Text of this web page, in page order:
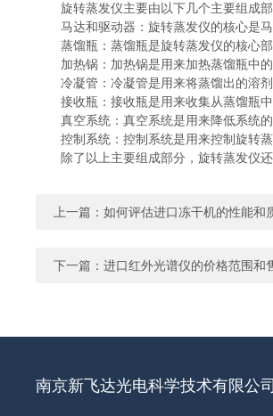
旋转蒸发仪主要由以下几个主要组成部
马达和驱动器：旋转蒸发仪的核心是马
蒸馏瓶：蒸馏瓶是旋转蒸发仪的核心部
加热锅：加热锅是用来加热蒸馏瓶中的
冷凝管：冷凝管是用来将蒸馏出的溶剂
接收瓶：接收瓶是用来收集从蒸馏瓶中
真空系统：真空系统是用来降低系统的
控制系统：控制系统是用来控制旋转蒸
除了以上主要组成部分，旋转蒸发仪还
上一篇： 如何评估进口冻干机的性能和
下一篇： 进口红外光谱仪的价格范围和
南京新飞达光电科学技术有限公司